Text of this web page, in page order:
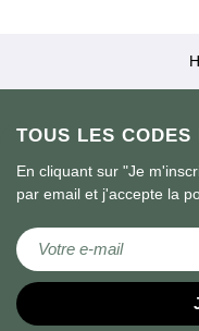
TOUS LES CODES
En cliquant sur "Je
par email et j'accepte la
Inscription à notre newsletter :